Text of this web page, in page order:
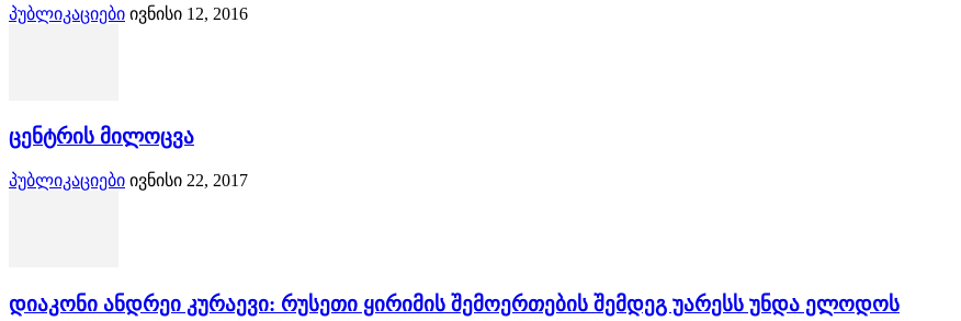
პუბლიკაციები ივნისი 12, 2016
ცენტრის მილოცვა
პუბლიკაციები ივნისი 22, 2017
დიაკონი ანდრეი კურაევი: რუსეთი ყირიმის შემოერთების შემდეგ უარესს უნდა ელოდოს